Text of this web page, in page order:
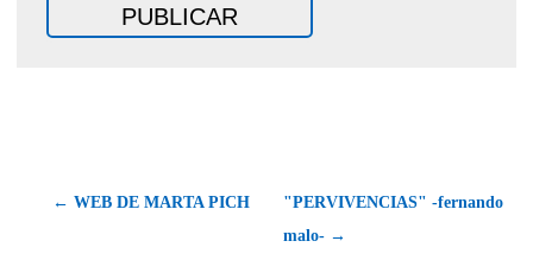
← WEB DE MARTA PICH
"PERVIVENCIAS" -fernando
malo- →